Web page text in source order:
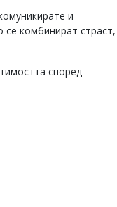
и
комбинират страст,
според